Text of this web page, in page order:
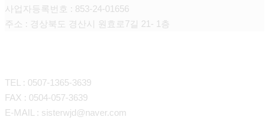
사업자등록번호 : 853-24-01656
주소 : 경상북도 경산시 원효로7길 21- 1층
TEL : 0507-1365-3639
FAX : 0504-057-3639
E-MAIL : sisterwjd@naver.com